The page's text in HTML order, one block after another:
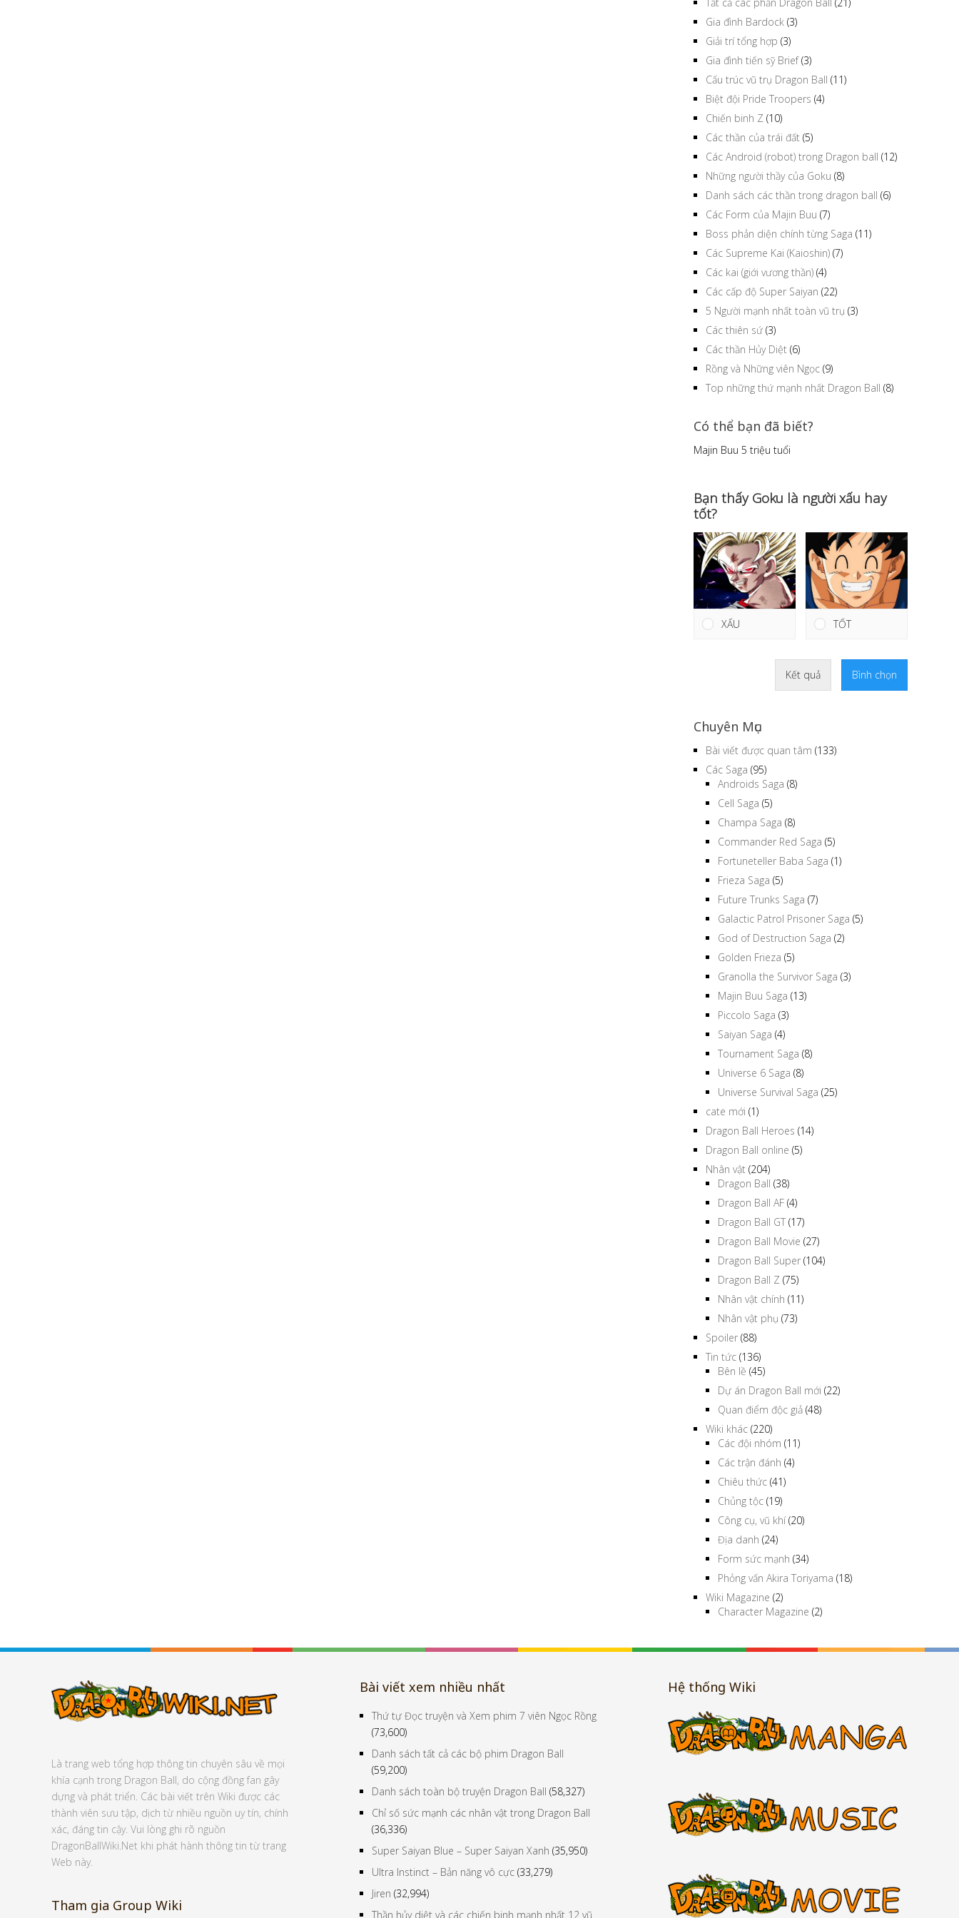
Gia đình Bardock (3)
Giải trí tổng hợp (3)
Gia đình tiến sỹ Brief(3)
Cấu trúc vũ trụ Dragon Ball (11)
Biệt đội Pride Troopers (4)
Chiến binh Z (10)
Các thần của trái đất (5)
Các Android (robot) trong Dragon ball (12)
Những người thầy của Goku (8)
Danh sách các thần trong dragon ball (6)
Các Form của Majin Buu (7)
Boss phản diện chính từng Saga (11)
Các Supreme Kai (Kaioshin) (7)
Các kai (giới vương thần) (4)
Các cấp độ Super Saiyan (22)
5 Người mạnh nhất toàn vũ trụ (3)
Các thiên sứ (3)
Các thần Hủy Diệt (6)
Rồng và Những viên Ngọc (9)
Top những thứ mạnh nhất Dragon Ball (8)
Có thể bạn đã biết?
Majin Buu 5 triệu tuổi
Bạn thấy Goku là người xấu hay
tốt?
XẤU TỐT
Kết quả Bình chọn
Chuyên Mục
Bài viết được quan tâm (133)
Các Saga (95)
Androids Saga (8)
Cell Saga (5)
Champa Saga (8)
Commander Red Saga (5)
Fortuneteller Baba Saga (1)
Frieza Saga (5)
Future Trunks Saga (7)
Galactic Patrol Prisoner Saga (5)
God of Destruction Saga (2)
Golden Frieza (5)
Granolla the Survivor Saga (3)
Majin Buu Saga (13)
Piccolo Saga (3)
Saiyan Saga (4)
Tournament Saga (8)
Universe 6 Saga (8)
Universe Survival Saga (25)
cate mới (1)
Dragon Ball Heroes (14)
Dragon Ball online (5)
Nhân vật (204)
Dragon Ball (38)
Dragon Ball AF (4)
Dragon Ball GT (17)
Dragon Ball Movie (27)
Dragon Ball Super (104)
Dragon Ball Z (75)
Nhân vật chính (11)
Nhân vật phụ (73)
Spoiler (88)
Tin tức (136)
Bên lề (45)
Dự án Dragon Ball mới (22)
Quan điểm độc giả (48)
Wiki khác (220)
Các đội nhóm (11)
Các trận đánh (4)
Chiêu thức (41)
Chủng tộc (19)
Công cụ, vũ khí(20)
Địa danh (24)
Form sức mạnh (34)
Phỏng vấn Akira Toriyama (18)
Wiki Magazine (2)
Character Magazine (2)
Là trang web tổng hợp thông tin chuyên sâu về mọi
khía cạnh trong Dragon Ball, do cộng đồng fan gây
dựng và phát triển. Các bài viết trên Wiki được các
thành viên sưu tập, dịch từ nhiều nguồn uy tín, chính
xác, đáng tin cậy. Vui lòng ghi rõ nguồn
DragonBallWiki.Net khi phát hành thông tin từ trang
Web này.
Tham gia Group Wiki
Bài viết xem nhiều nhất
Thứ tự Đọc truyện và Xem phim 7 viên Ngọc Rồng
(73,600)
Danh sách tất cả các bộ phim Dragon Ball
(59,200)
Danh sách toàn bộ truyện Dragon Ball (58,327)
Chỉ số sức mạnh các nhân vật trong Dragon Ball
(36,336)
Super Saiyan Blue – Super Saiyan Xanh (35,950)
Ultra Instinct – Bản năng vô cực (33,279)
Jiren (32,994)
Thần hủy diệt và các chiến binh mạnh nhất 12 vũ
Hệ thống Wiki